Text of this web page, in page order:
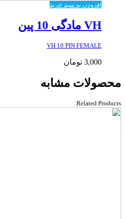
افزودن به سبد خرید
VH مادگی 10 پین
VH 10 PIN FEMALE
3,000 تومان
محصولات مشابه
Related Products